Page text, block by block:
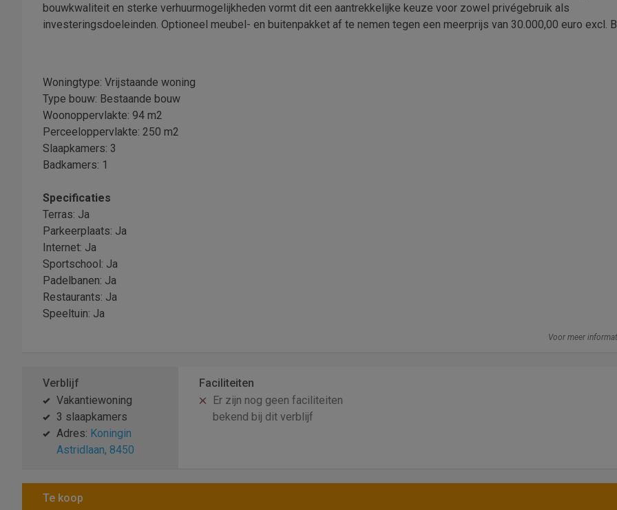
bouwkwaliteit en sterke verhuurmogelijkheden vormt dit een aantrekkelijke keuze voor zowel privégebruik als
investeringsdoeleinden. Optioneel meubel- en buitenpakket af te nemen tegen een meerprijs van 30.000,00 euro excl.
Woningtype: Vrijstaande woning
Type bouw: Bestaande bouw
Woonoppervlakte: 94 m2
Perceeloppervlakte: 250 m2
Slaapkamers: 3
Badkamers: 1
Specificaties
Terras: Ja
Parkeerplaats: Ja
Internet: Ja
Sportschool: Ja
Padelbanen: Ja
Restaurants: Ja
Speeltuin: Ja
Voor meer
Verblijf
Vakantiewoning
3 slaapkamers
Adres: Koningin
Astridlaan, 8450
Faciliteiten
Er zijn nog geen faciliteiten
bekend bij dit verblijf
Te koop